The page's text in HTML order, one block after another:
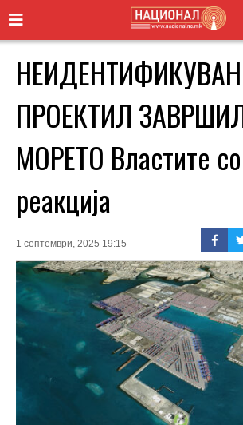
НЕИДЕНТИФИКУВАН
ПРОЕКТИЛ
МОРЕТО Властите
реакција
1 септември, 2025 19:15